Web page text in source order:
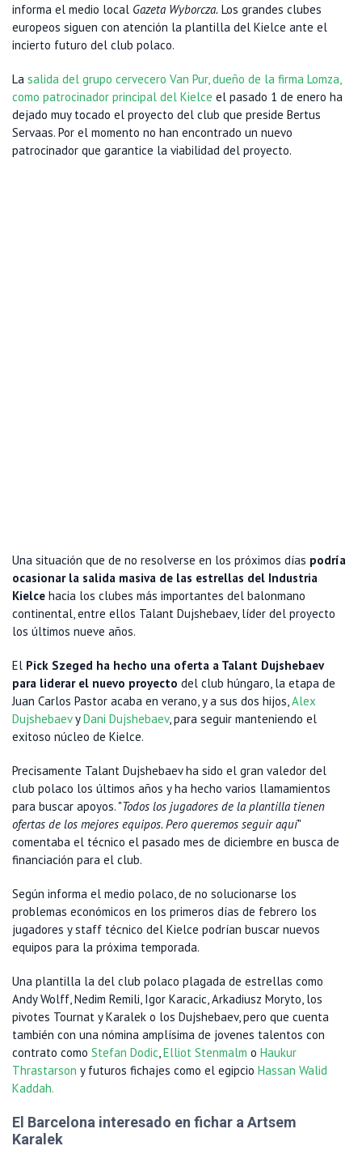
informa el medio local Gazeta Wyborcza. Los grandes clubes
europeos siguen con atención la plantilla del Kielce ante el
incierto futuro del club polaco.
La salida del grupo cervecero Van Pur, dueño de la firma Lomza,
como patrocinador principal del Kielce el pasado 1 de enero ha
dejado muy tocado el proyecto del club que preside Bertus
Servaas. Por el momento no han encontrado un nuevo
patrocinador que garantice la viabilidad del proyecto.
Una situación que de no resolverse en los próximos días podría
ocasionar la salida masiva de las estrellas del Industria
Kielce hacia los clubes más importantes del balonmano
continental, entre ellos Talant Dujshebaev, líder del proyecto
los últimos nueve años.
El Pick Szeged ha hecho una oferta a Talant Dujshebaev
para liderar el nuevo proyecto del club húngaro, la etapa de
Juan Carlos Pastor acaba en verano, y a sus dos hijos, Alex
DujshebaevyDani Dujshebaev, para seguir manteniendo el
exitoso núcleo de Kielce.
Precisamente Talant Dujshebaev ha sido el gran valedor del
club polaco los últimos años y ha hecho varios llamamientos
para buscar apoyos. "Todos los jugadores de la plantilla tienen
ofertas de los mejores equipos. Pero queremos seguir aquí"
comentaba el técnico el pasado mes de diciembre en busca de
financiación para el club.
Según informa el medio polaco, de no solucionarse los
problemas económicos en los primeros días de febrero los
jugadores y staff técnico del Kielce podrían buscar nuevos
equipos para la próxima temporada.
Una plantilla la del club polaco plagada de estrellas como
Andy Wolff, Nedim Remili, Igor Karacic, Arkadiusz Moryto, los
pivotes Tournat y Karalek o los Dujshebaev, pero que cuenta
también con una nómina amplísima de jovenes talentos con
contrato como Stefan Dodic Elliot Stenmalm o Haukur
Thrastarson y futuros fichajes como el egipcio Hassan Walid
Kaddah.
El Barcelona interesado en fichar a Artsem
Karalek